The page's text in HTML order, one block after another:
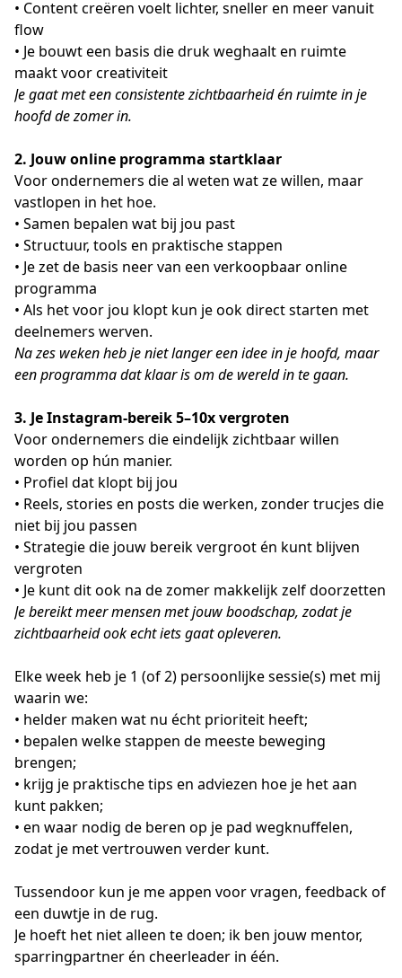
• Content creëren voelt lichter, sneller en meer vanuit
flow
• Je bouwt een basis die druk weghaalt en ruimte
maakt voor creativiteit
Je gaat met een consistente zichtbaarheid én ruimte in je
hoofd de zomer in.
2. Jouw online programma startklaar
Voor ondernemers die al weten wat ze willen, maar
vastlopen in het hoe.
• Samen bepalen wat bij jou past
• Structuur, tools en praktische stappen
• Je zet de basis neer van een verkoopbaar online
programma
• Als het voor jou klopt kun je ook direct starten met
deelnemers werven.
Na zes weken heb je niet langer een idee in je hoofd, maar
een programma dat klaar is om de wereld in te gaan.
3. Je Instagram-bereik 5–10x vergroten
Voor ondernemers die eindelijk zichtbaar willen
worden op hún manier.
• Profiel dat klopt bij jou
• Reels, stories en posts die werken, zonder trucjes die
niet bij jou passen
• Strategie die jouw bereik vergroot én kunt blijven
vergroten
• Je kunt dit ook na de zomer makkelijk zelf doorzetten
Je bereikt meer mensen met jouw boodschap, zodat je
zichtbaarheid ook echt iets gaat opleveren.
Elke week heb je 1 (of 2) persoonlijke sessie(s) met mij
waarin we:
• helder maken wat nu écht prioriteit heeft;
• bepalen welke stappen de meeste beweging
brengen;
• krijg je praktische tips en adviezen hoe je het aan
kunt pakken;
• en waar nodig de beren op je pad wegknuffelen,
zodat je met vertrouwen verder kunt.
Tussendoor kun je me appen voor vragen, feedback of
een duwtje in de rug.
Je hoeft het niet alleen te doen; ik ben jouw mentor,
sparringpartner én cheerleader in één.